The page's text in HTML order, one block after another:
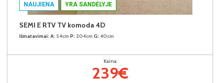
NAUJIENA YRA SANDĖLYJE
SEMI E RTV TV komoda 4D
Išmatavimai: A: 54cm P: 204cm G: 40cm
Kaina:
239€